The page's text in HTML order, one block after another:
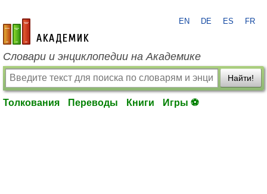
academic.ru
EN DE ES FR
Словари и энциклопедии на Академике
Найти!
Толкования Переводы Книги Игры ⚽